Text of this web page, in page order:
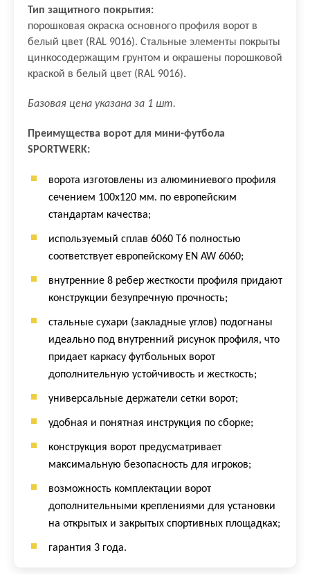
Тип защитного покрытия:
порошковая окраска основного профиля ворот в
белый цвет (RAL 9016). Стальные элементы покрыты
цинкосодержащим грунтом и окрашены порошковой
краской в белый цвет (RAL 9016).
Базовая цена указана за 1 шт.
Преимущества ворот для мини-футбола
SPORTWERK:
ворота изготовлены из алюминиевого профиля
сечением 100х120 мм. по европейским
стандартам качества;
используемый сплав 6060 Т6 полностью
соответствует европейскому EN AW 6060;
внутренние 8 ребер жесткости профиля придают
конструкции безупречную прочность;
стальные сухари (закладные углов) подогнаны
идеально под внутренний рисунок профиля, что
придает каркасу футбольных ворот
дополнительную устойчивость и жесткость;
универсальные держатели сетки ворот;
удобная и понятная инструкция по сборке;
конструкция ворот предусматривает
максимальную безопасность для игроков;
возможность комплектации ворот
дополнительными креплениями для установки
на открытых и закрытых спортивных площадках;
гарантия 3 года.